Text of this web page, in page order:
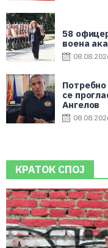
58
воена
се
Ангелов
КРАТОК СПОЈ